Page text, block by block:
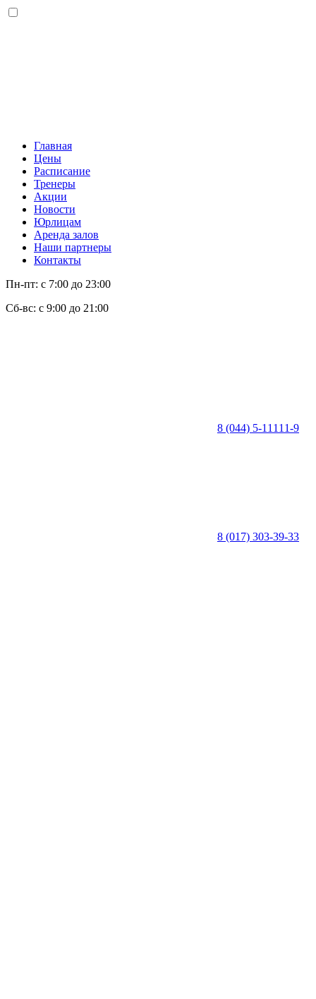
Главная
Цены
Расписание
Тренеры
Акции
Новости
Юрлицам
Аренда залов
Наши партнеры
Контакты
Пн-пт: с 7:00 до 23:00
Сб-вс: с 9:00 до 21:00
8 (044) 5-11111-9
8 (017) 303-39-33